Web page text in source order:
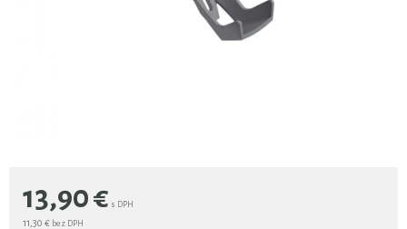
13,90€ s DPH
11,30 € bez DPH